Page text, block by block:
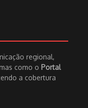
regional,
como o Portal
a cobertura